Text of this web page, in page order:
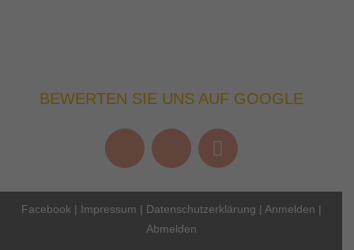
BEWERTEN SIE UNS AUF GOOGLE
Facebook | Impressum | Datenschutzerklärung | Anmelden |
Abmelden